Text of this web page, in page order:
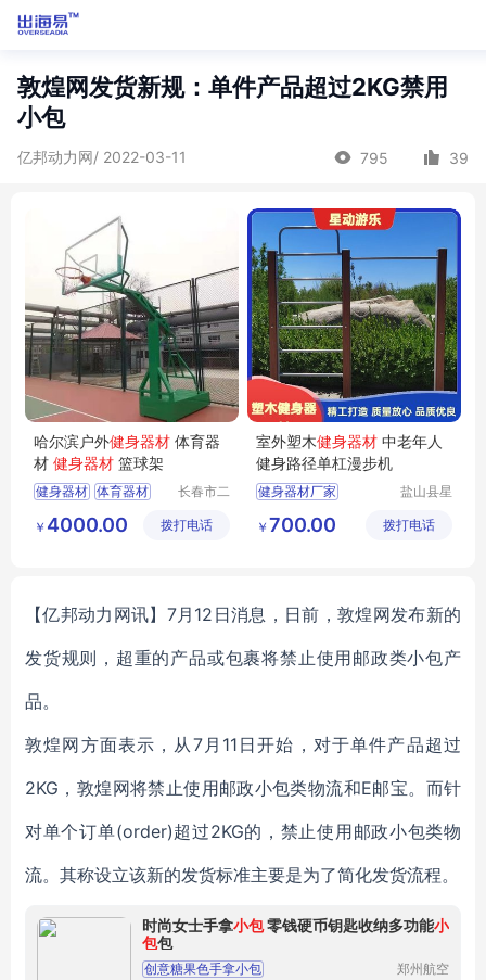
敦煌网发货新规：单件产品超过2KG禁用
小包
亿邦动力网/ 2022-03-11 795 39
哈尔滨户外健身器材 体育器
材 健身器材 篮球架
健身器材 体育器材
长春市二
五金产品
￥ 4000.00 拨打电话
室外塑木健身器材 中老年人
健身路径单杠漫步机
健身器材厂家
健身器材价格
盐山县星
施厂
￥ 700.00 拨打电话
【亿邦动力网讯】7月12日消息，日前，敦煌网发布新的
发货规则，超重的产品或包裹将禁止使用邮政类小包产
品。
敦煌网方面表示，从7月11日开始，对于单件产品超过
2KG，敦煌网将禁止使用邮政小包类物流和E邮宝。而针
对单个订单(order)超过2KG的，禁止使用邮政小包类物
流。其称设立该新的发货标准主要是为了简化发货流程。
时尚女士手拿小包零钱硬币钥匙收纳多功能小
包包
创意糖果色手拿小包
郑州航空